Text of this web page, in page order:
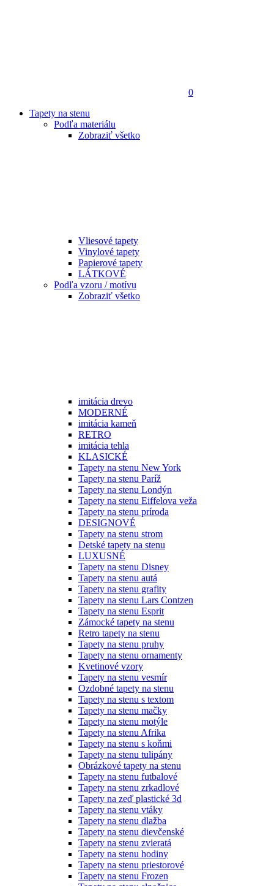
0
Tapety na stenu
Podľa materiálu
Zobraziť všetko
Vliesové tapety
Vinylové tapety
Papierové tapety
LÁTKOVÉ
Podľa vzoru / motívu
Zobraziť všetko
imitácia drevo
MODERNÉ
imitácia kameň
RETRO
imitácia tehla
KLASICKÉ
Tapety na stenu New York
Tapety na stenu Paríž
Tapety na stenu Londýn
Tapety na stenu Eiffelova veža
Tapety na stenu príroda
DESIGNOVÉ
Tapety na stenu strom
Detské tapety na stenu
LUXUSNÉ
Tapety na stenu Disney
Tapety na stenu autá
Tapety na stenu grafity
Tapety na stenu Lars Contzen
Tapety na stenu Esprit
Zámocké tapety na stenu
Retro tapety na stenu
Tapety na stenu pruhy
Tapety na stenu ornamenty
Kvetinové vzory
Tapety na stenu vesmír
Ozdobné tapety na stenu
Tapety na stenu s textom
Tapety na stenu mačky
Tapety na stenu motýle
Tapety na stenu Afrika
Tapety na stenu s koňmi
Tapety na stenu tulipány
Obrázkové tapety na stenu
Tapety na stenu futbalové
Tapety na stenu zrkadlové
Tapety na zeď plastické 3d
Tapety na stenu vtáky
Tapety na stenu dlažba
Tapety na stenu dievčenské
Tapety na stenu zvieratá
Tapety na stenu hodiny
Tapety na stenu priestorové
Tapety na stenu Frozen